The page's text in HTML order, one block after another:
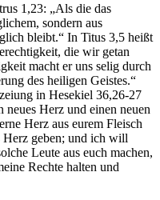
1,23: „Als die das
sondern aus
bleibt.“ In Titus 3,5 heißt
die wir getan
macht er uns selig durch
des heiligen Geistes.“
in Hesekiel 36,26-27
Herz und einen neuen
Herz aus eurem Fleisch
Herz geben; und ich will
Leute aus euch machen,
Rechte halten und